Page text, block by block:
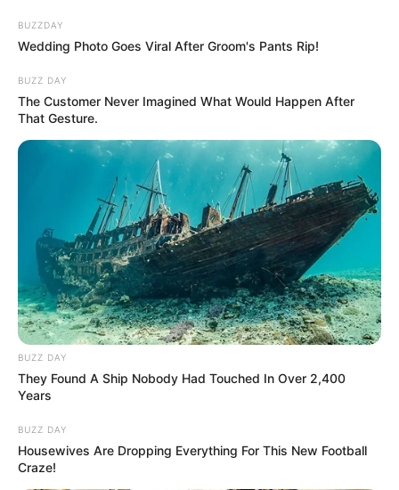
BUZZDAY
Wedding Photo Goes Viral After Groom's Pants Rip!
BUZZ DAY
The Customer Never Imagined What Would Happen After
That Gesture.
BUZZ DAY
They Found A Ship Nobody Had Touched In Over 2,400
Years
BUZZ DAY
Housewives Are Dropping Everything For This New Football
Craze!